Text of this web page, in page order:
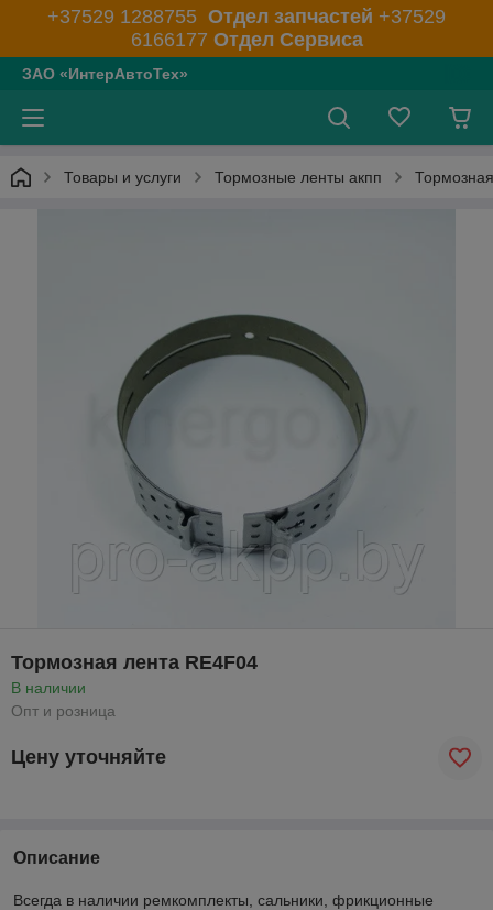
+37529 1288755 Отдел запчастей +37529
6166177 Отдел Сервиса
ЗАО «ИнтерАвтоТех»
Товары и услуги Тормозные ленты акпп
Тормозная лента RE4F04
В наличии
Опт и розница
Цену уточняйте
Описание
Всегда в наличии ремкомплекты, сальники, фрикционные